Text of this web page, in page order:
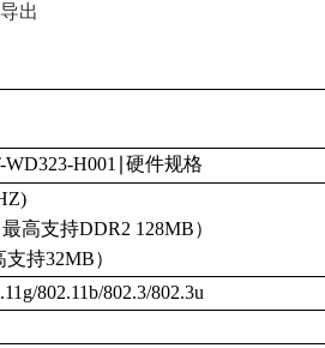
出
WD323-H001 ∣硬件规格
高支持DDR2 128MB）
持32MB）
802.11b/802.3/802.3u